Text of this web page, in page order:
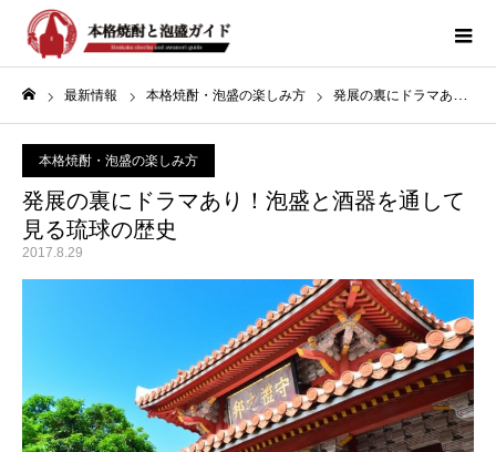
最新情報 本格焼酎・泡盛の楽しみ方 発展の裏にドラマあり！泡盛と酒器を通して見る琉球の歴史
本格焼酎・泡盛の楽しみ方
発展の裏にドラマあり！泡盛と酒器を通して
見る琉球の歴史
2017.8.29